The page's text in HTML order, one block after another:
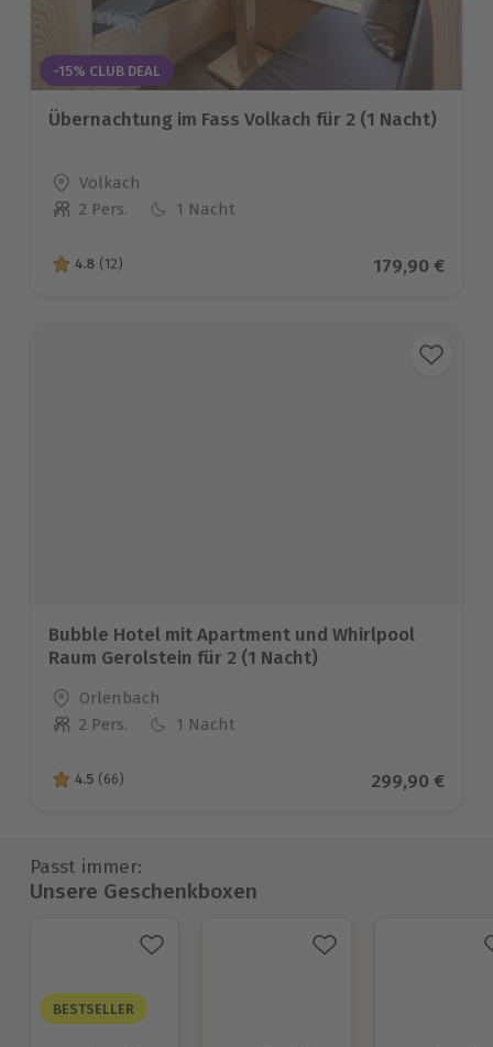
-15% CLUB DEAL
Übernachtung im Fass Volkach für 2 (1 Nacht)
Standort
Volkach
Anzahl der Teilnehmer
2 Pers. 1 Nacht
4.8 von 5 Sternen basierend auf 12 Bewertungen
4.8 (12) Aktueller
179,90 €
Bubble Hotel mit Apartment und Whirlpool
Raum Gerolstein für 2 (1 Nacht)
Standort
Orlenbach
Anzahl der Teilnehmer
2 Pers. 1 Nacht
4.5 von 5 Sternen basierend auf 66 Bewertungen
4.5 (66) Aktueller
299,90 €
Passt immer:
Unsere Geschenkboxen
BESTSELLER